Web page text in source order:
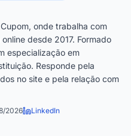
onde trabalha com
desde 2017. Formado
especialização em
Responde pela
no site e pela relação com
2026 LinkedIn